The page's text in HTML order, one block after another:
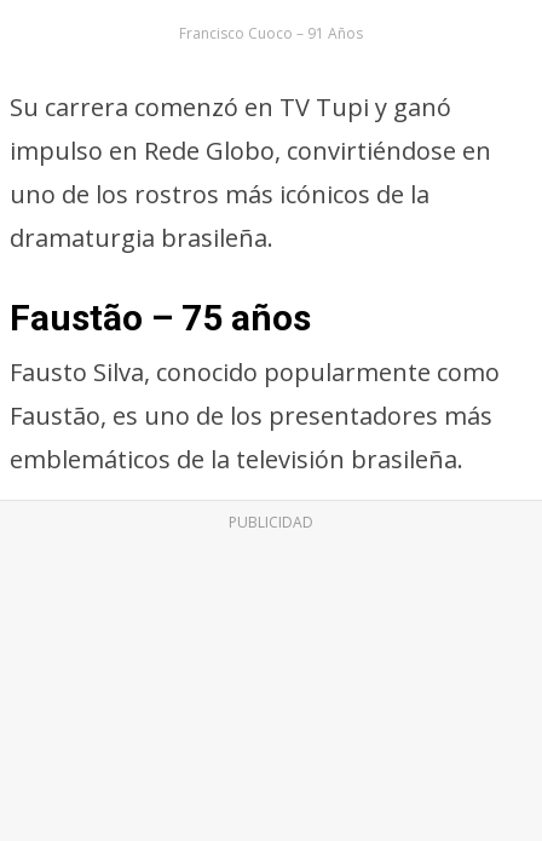
Francisco Cuoco – 91 Años
Su carrera comenzó en TV Tupi y ganó
impulso en Rede Globo, convirtiéndose en
uno de los rostros más icónicos de la
dramaturgia brasileña.
Faustão – 75 años
Fausto Silva, conocido popularmente como
Faustão, es uno de los presentadores más
emblemáticos de la televisión brasileña.
PUBLICIDAD